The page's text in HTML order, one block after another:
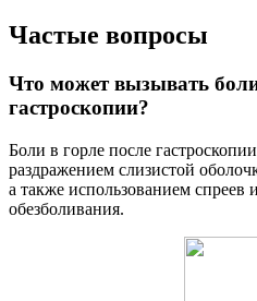
Частые вопросы
Что может вызывать
гастроскопии?
Боли в горле после
раздражением слизистой
а также использованием спреев
обезболивания.